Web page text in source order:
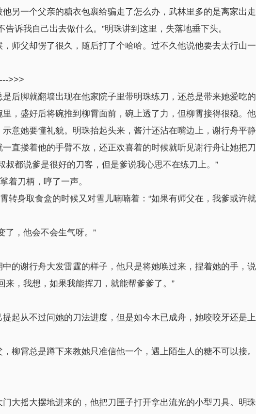
另一个父亲的糖衣包裹给骗走了怎么办，武林里多的是离家出
诉我自己出去做什么。”明珠讲到这里，失落地垂下头。
师父却愣了很久，随后打了个哈哈。过不久他说他要去太行山
>>>
后脚就翻墙出现在他家院子里带明珠练刀，还总是带来她爱吃
，盛好后将碗推到柳霄面前，碗上透了力，但柳霄接得很稳。
意她要懂礼貌。明珠抬起头来，酱汁还沾在嘴边上，谢行舟平
直搂着他的手臂不放，还正欢喜着的时候就听见谢行舟让她把刀
都说爹是很好的刀客，但是爹说我心思不在练刀上。”
着刀柄，哼了一声。
转身取食盒的时候又对雪儿喃喃着：“如果有师父在，我爹或
了，他会不会生气呀。”
的谢行舟大发雷霆的样子，他只是将她唤过来，捏着她的手，
来，我想，如果我能挥刀，就能帮爹爹了。”
起从不过问她的刀法进度，但是如今木已成舟，她咬咬牙还是上
柳霄总是蹲下来教她只准信他一个，遇上陌生人的糖不可以接
大摇大摆地进来的，他把刀匣子打开拿出流光的小型刀具。明